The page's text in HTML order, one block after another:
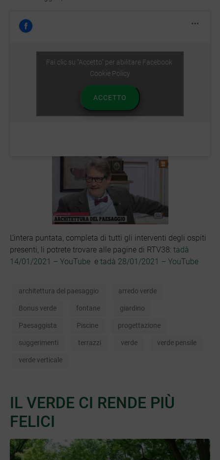
Fai clic su "Accetto" per abilitare Facebook
Cookie Policy
ACCETTO
L’intera puntata, completa di tutti gli interventi degli ospiti
presenti, li potrete trovare alle pagine di RTV38: tadà
14/01/2021 – YouTube e tadà 28/01/2021 – YouTube
architettura del paesaggio arredo verde
Bonus verde fontane giardino
Paesaggista Piscine progettazione
suggerimenti terrazzi verde verde pensile
verde verticale
IL VERDE CI RENDE PIÙ
FELICI